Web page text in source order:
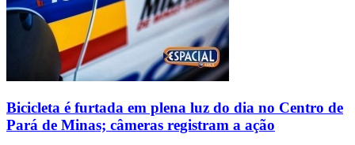
Bicicleta é furtada em plena luz do dia no Centro de
Pará de Minas; câmeras registram a ação